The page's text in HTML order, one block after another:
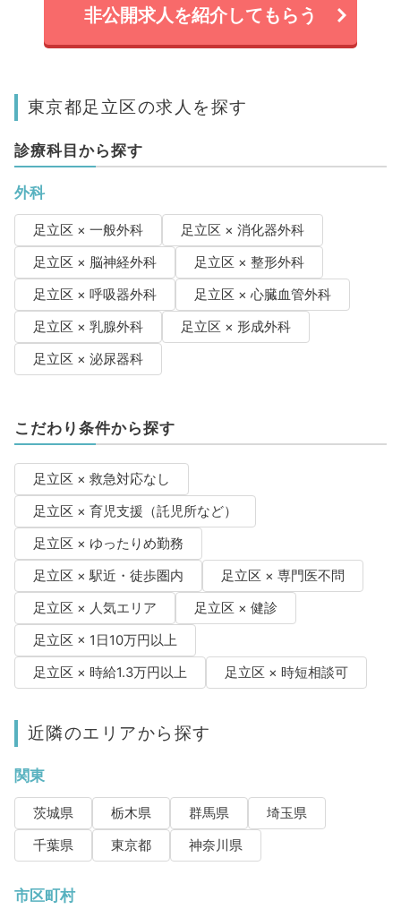
非公開求人を紹介してもらう
東京都足立区の求人を探す
診療科目から探す
外科
足立区 × 一般外科
足立区 × 消化器外科
足立区 × 脳神経外科
足立区 × 整形外科
足立区 × 呼吸器外科
足立区 × 心臓血管外科
足立区 × 乳腺外科
足立区 × 形成外科
足立区 × 泌尿器科
こだわり条件から探す
足立区 × 救急対応なし
足立区 × 育児支援（託児所など）
足立区 × ゆったりめ勤務
足立区 × 駅近・徒歩圏内
足立区 × 専門医不問
足立区 × 人気エリア
足立区 × 健診
足立区 × 1日10万円以上
足立区 × 時給1.3万円以上
足立区 × 時短相談可
近隣のエリアから探す
関東
茨城県 栃木県 群馬県
埼玉県
千葉県
東京都 神奈川県
市区町村